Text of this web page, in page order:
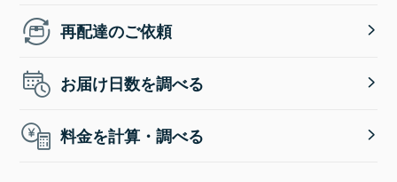
再配達のご依頼
お届け日数を調べる
料金を計算・調べる